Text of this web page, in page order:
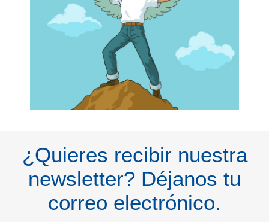
¿Quieres recibir nuestra
newsletter? Déjanos tu
correo electrónico.